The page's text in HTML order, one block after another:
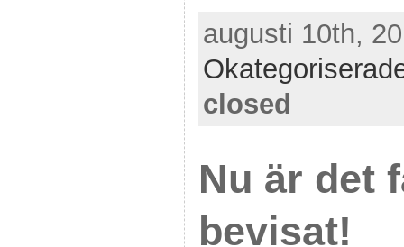
augusti 10th,
closed
Nu är det
bevisat!